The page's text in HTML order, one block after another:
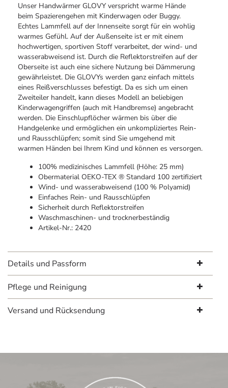
Unser Handwärmer GLOVY verspricht warme Hände
beim Spazierengehen mit Kinderwagen oder Buggy.
Echtes Lammfell auf der Innenseite sorgt für ein wohlig
warmes Gefühl. Auf der Außenseite ist er mit einem
hochwertigen, sportiven Stoff verarbeitet, der wind- und
wasserabweisend ist. Durch die Reflektorstreifen auf der
Oberseite ist auch eine sichere Nutzung bei Dämmerung
gewährleistet. Die GLOVYs werden ganz einfach mittels
eines Reißverschlusses befestigt. Da es sich um einen
Zweiteiler handelt, kann dieses Modell an beliebigen
Kinderwagengriffen (auch mit Handbremse) angebracht
werden. Die Einschlupflöcher wärmen bis über die
Handgelenke und ermöglichen ein unkompliziertes Rein-
und Rausschlüpfen; somit sind Sie umgehend mit
warmen Händen bei Ihrem Kind und können es versorgen.
100% medizinisches Lammfell (Höhe: 25 mm)
Obermaterial OEKO-TEX ® Standard 100 zertifiziert
Wind- und wasserabweisend (100 % Polyamid)
Einfaches Rein- und Rausschlüpfen
Sicherheit durch Reflektorstreifen
Waschmaschinen- und trocknerbeständig
Artikel-Nr.: 2420
Details und Passform
Pflege und Reinigung
Versand und Rücksendung